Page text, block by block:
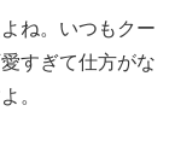
ね。いつもクー
すぎて仕方がな
。